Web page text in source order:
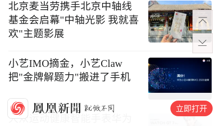
北京麦当劳携手北京中轴线
基金会启幕"中轴光影 我就喜
欢"主题影展
小艺IMO摘金，小艺Claw
把"金牌解题力"搬进了手机
大众运动健康智能手表华为
立即打开